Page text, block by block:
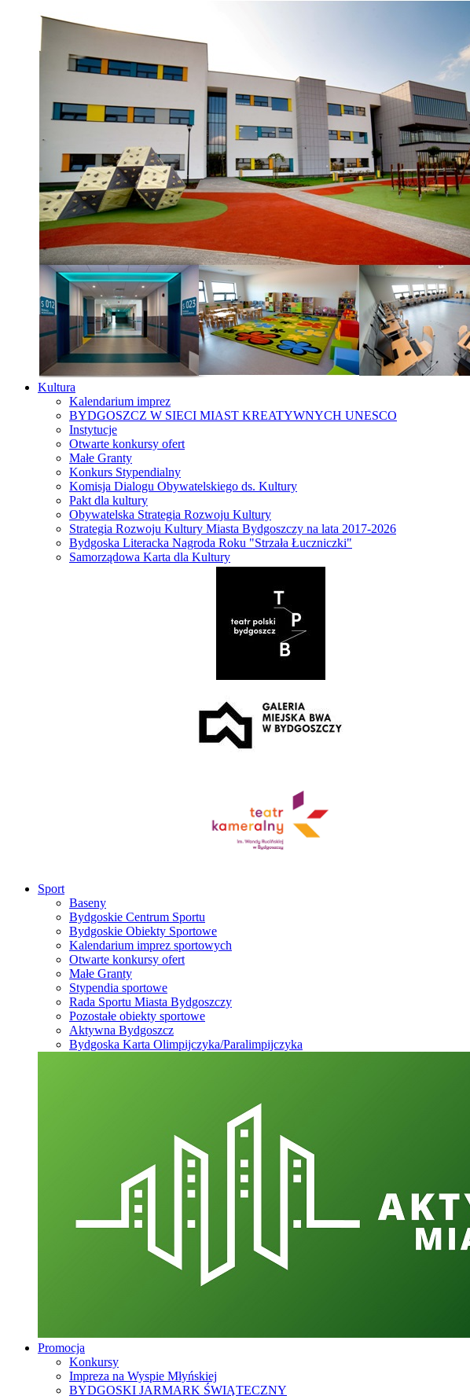
Kultura
Kalendarium imprez
BYDGOSZCZ W SIECI MIAST KREATYWNYCH UNESCO
Instytucje
Otwarte konkursy ofert
Małe Granty
Konkurs Stypendialny
Komisja Dialogu Obywatelskiego ds. Kultury
Pakt dla kultury
Obywatelska Strategia Rozwoju Kultury
Strategia Rozwoju Kultury Miasta Bydgoszczy na lata 2017-2026
Bydgoska Literacka Nagroda Roku "Strzała Łuczniczki"
Samorządowa Karta dla Kultury
Sport
Baseny
Bydgoskie Centrum Sportu
Bydgoskie Obiekty Sportowe
Kalendarium imprez sportowych
Otwarte konkursy ofert
Małe Granty
Stypendia sportowe
Rada Sportu Miasta Bydgoszczy
Pozostałe obiekty sportowe
Aktywna Bydgoszcz
Bydgoska Karta Olimpijczyka/Paralimpijczyka
Promocja
Konkursy
Impreza na Wyspie Młyńskiej
BYDGOSKI JARMARK ŚWIĄTECZNY